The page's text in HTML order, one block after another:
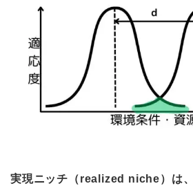
実現ニッチ（realized niche）は